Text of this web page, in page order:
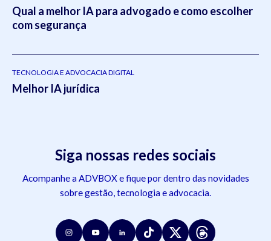
Qual a melhor IA para advogado e como escolher
com segurança
TECNOLOGIA E ADVOCACIA DIGITAL
Melhor IA jurídica
Siga nossas redes sociais
Acompanhe a ADVBOX e fique por dentro das novidades
sobre gestão, tecnologia e advocacia.